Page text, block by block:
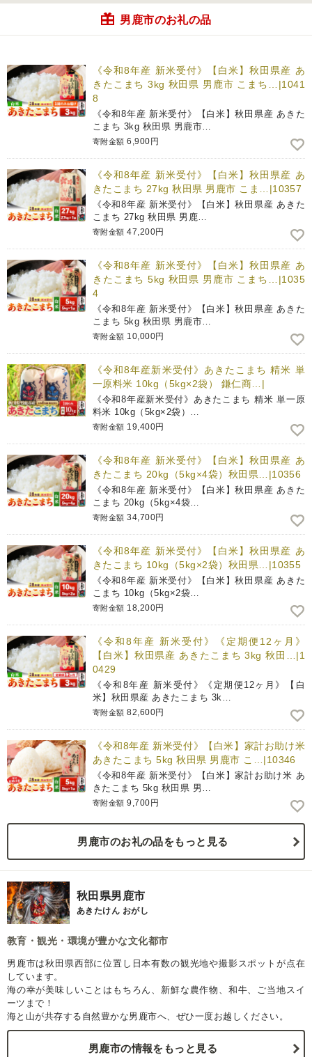
男鹿市のお礼の品
《令和8年産 新米受付》【白米】秋田県産 あ
きたこまち 3kg 秋田県 男鹿市 こまち…|1041
8
《令和8年産 新米受付》【白米】秋田県産 あきた
こまち 3kg 秋田県 男鹿市…
寄附金額 6,900円
《令和8年産 新米受付》【白米】秋田県産 あ
きたこまち 27kg 秋田県 男鹿市 こま…|10357
《令和8年産 新米受付》【白米】秋田県産 あきた
こまち 27kg 秋田県 男鹿…
寄附金額 47,200円
《令和8年産 新米受付》【白米】秋田県産 あ
きたこまち 5kg 秋田県 男鹿市 こまち…|1035
4
《令和8年産 新米受付》【白米】秋田県産 あきた
こまち 5kg 秋田県 男鹿市…
寄附金額 10,000円
《令和8年産新米受付》あきたこまち 精米 単
一原料米 10kg（5kg×2袋） 鎌仁商…|
《令和8年産新米受付》あきたこまち 精米 単一原
料米 10kg（5kg×2袋）…
寄附金額 19,400円
《令和8年産 新米受付》【白米】秋田県産 あ
きたこまち 20kg（5kg×4袋）秋田県…|10356
《令和8年産 新米受付》【白米】秋田県産 あきた
こまち 20kg（5kg×4袋…
寄附金額 34,700円
《令和8年産 新米受付》【白米】秋田県産 あ
きたこまち 10kg（5kg×2袋）秋田県…|10355
《令和8年産 新米受付》【白米】秋田県産 あきた
こまち 10kg（5kg×2袋…
寄附金額 18,200円
《令和8年産 新米受付》《定期便12ヶ月》
【白米】秋田県産 あきたこまち 3kg 秋田…|1
0429
《令和8年産 新米受付》《定期便12ヶ月》【白
米】秋田県産 あきたこまち 3k…
寄附金額 82,600円
《令和8年産 新米受付》【白米】家計お助け米
あきたこまち 5kg 秋田県 男鹿市 こ…|10346
《令和8年産 新米受付》【白米】家計お助け米 あ
きたこまち 5kg 秋田県 男…
寄附金額 9,700円
男鹿市のお礼の品をもっと見る
秋田県男鹿市
あきたけん おがし
教育・観光・環境が豊かな文化都市
男鹿市は秋田県西部に位置し日本有数の観光地や撮影スポットが点在
しています。
海の幸が美味しいことはもちろん、新鮮な農作物、和牛、ご当地スイ
ーツまで！
海と山が共存する自然豊かな男鹿市へ、ぜひ一度お越しください。
男鹿市の情報をもっと見る